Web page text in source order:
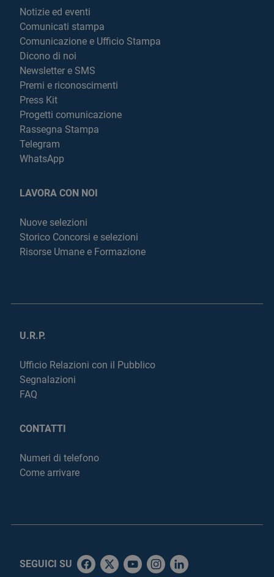
Notizie ed eventi
Comunicati stampa
Comunicazione e Ufficio Stampa
Dicono di noi
Newsletter e SMS
Premi e riconoscimenti
Press Kit
Progetti comunicazione
Rassegna Stampa
Telegram
WhatsApp
LAVORA CON NOI
Nuove selezioni
Storico Concorsi e selezioni
Risorse Umane e Formazione
U.R.P.
Ufficio Relazioni con il Pubblico
Segnalazioni
FAQ
CONTATTI
Numeri di telefono
Come arrivare
SEGUICI SU